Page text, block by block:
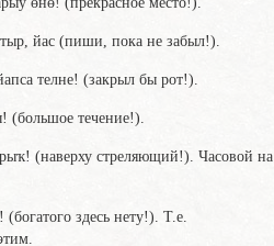
йас (пиши, пока не забыл!).
телне! (закрыл бы рот!).
(большое течение!).
(наверху стреляющий!). Часовой на
здесь нету!). Т.е.